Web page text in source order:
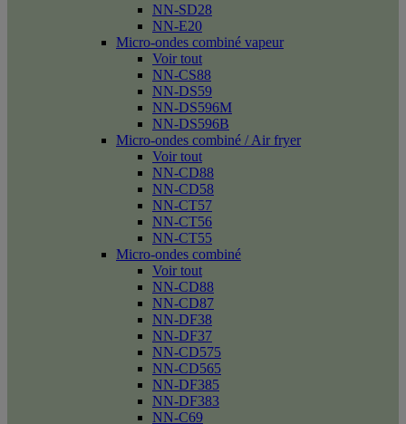
NN-SD28
NN-E20
Micro-ondes combiné vapeur
Voir tout
NN-CS88
NN-DS59
NN-DS596M
NN-DS596B
Micro-ondes combiné / Air fryer
Voir tout
NN-CD88
NN-CD58
NN-CT57
NN-CT56
NN-CT55
Micro-ondes combiné
Voir tout
NN-CD88
NN-CD87
NN-DF38
NN-DF37
NN-CD575
NN-CD565
NN-DF385
NN-DF383
NN-C69